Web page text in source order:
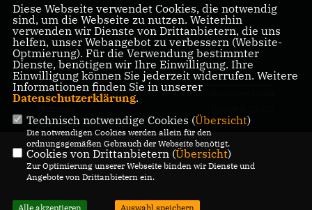
IMPRESSUM DATENSCHUTZ KONTAKT
Mitgliederbereich
@2026 CDU Gemeindeverband
Alle Rechte vorbehalten.
Realisation: Sharkness Media
Diese Webseite verwendet Cookies, die notwendig
sind, um die Webseite zu nutzen. Weiterhin
verwenden wir Dienste von Drittanbietern, die uns
helfen, unser Webangebot zu verbessern (Website-
Optmierung). Für die Verwendung bestimmter
Dienste, benötigen wir Ihre Einwilligung. Ihre
Einwilligung können Sie jederzeit widerrufen. Weitere
Informationen finden Sie in unserer
Datenschutzerklärung.
Technisch notwendige Cookies (Übersicht)
Die notwendigen Cookies werden allein für den
ordnungsgemäßen Gebrauch der Webseite benötigt.
Cookies von Drittanbietern (Übersicht)
Zur Optimierung unserer Webseite binden wir Dienste und
Angebote von Drittanbietern ein.
Alle akzeptieren Auswahl speichern